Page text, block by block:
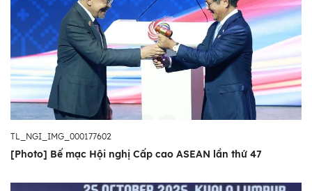
TL_NGI_IMG_000177602
[Photo] Bế mạc Hội nghị Cấp cao ASEAN lần thứ 47